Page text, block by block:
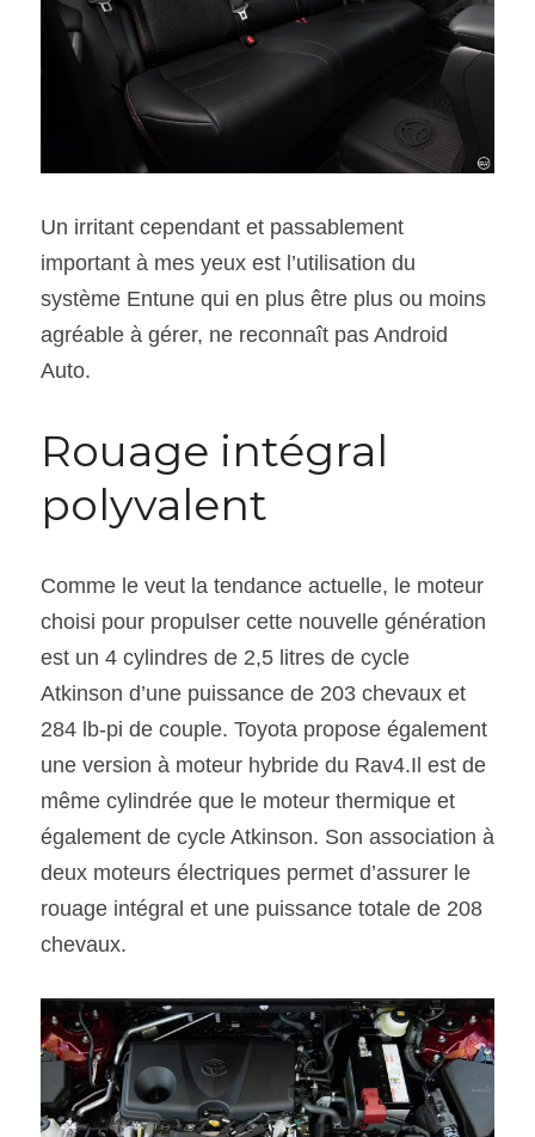
Un irritant cependant et passablement
important à mes yeux est l’utilisation du
système Entune qui en plus être plus ou moins
agréable à gérer, ne reconnaît pas Android
Auto.
Rouage intégral
polyvalent
Comme le veut la tendance actuelle, le moteur
choisi pour propulser cette nouvelle génération
est un 4 cylindres de 2,5 litres de cycle
Atkinson d’une puissance de 203 chevaux et
284 lb-pi de couple. Toyota propose également
une version à moteur hybride du Rav4.Il est de
même cylindrée que le moteur thermique et
également de cycle Atkinson. Son association à
deux moteurs électriques permet d’assurer le
rouage intégral et une puissance totale de 208
chevaux.